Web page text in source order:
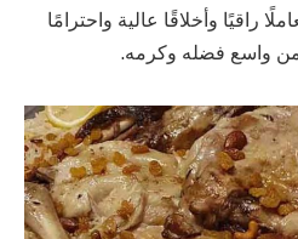
راقيًا وأخلاقًا عالية واحترامًا
من واسع فضله وكرمه.